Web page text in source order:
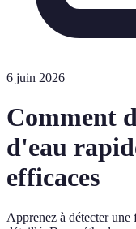
6 juin 2026
Comment
d'eau
efficaces
Apprenez à détecter